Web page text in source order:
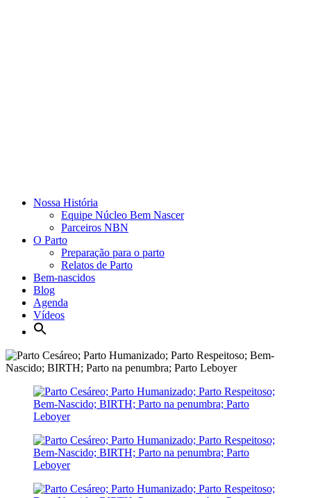
Nossa História
Equipe Núcleo Bem Nascer
Parceiros NBN
O Parto
Preparação para o parto
Relatos de Parto
Bem-nascidos
Blog
Agenda
Vídeos